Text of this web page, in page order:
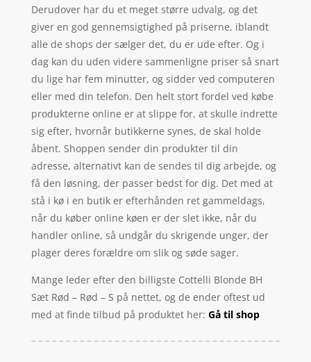
Derudover har du et meget større udvalg, og det
giver en god gennemsigtighed på priserne, iblandt
alle de shops der sælger det, du er ude efter. Og i
dag kan du uden videre sammenligne priser så snart
du lige har fem minutter, og sidder ved computeren
eller med din telefon. Den helt stort fordel ved købe
produkterne online er at slippe for, at skulle indrette
sig efter, hvornår butikkerne synes, de skal holde
åbent. Shoppen sender din produkter til din
adresse, alternativt kan de sendes til dig arbejde, og
få den løsning, der passer bedst for dig. Det med at
stå i kø i en butik er efterhånden ret gammeldags,
når du køber online køen er der slet ikke, når du
handler online, så undgår du skrigende unger, der
plager deres forældre om slik og søde sager.
Mange leder efter den billigste Cottelli Blonde BH
Sæt Rød – Rød – S på nettet, og de ender oftest ud
med at finde tilbud på produktet her: Gå til shop